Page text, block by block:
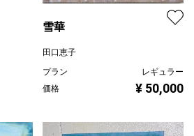
雪華
田口恵子
プラン
レギュラー
価格
¥ 50,000